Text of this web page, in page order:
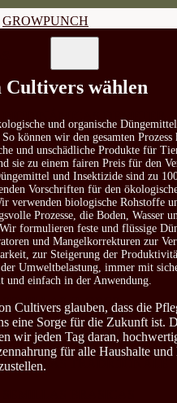
GROWPUNCH
VER TODAS
HORTALIZA FRUTO
SEMILLAS HORTALIZA DE
SEMILLAS AROMÁTICAS
SEMILLAS FLORES
SEMILLAS FLORES
SEMILLAS TRADICIONALES
Cultivers wählen
und organische
können wir den gesamten
und unschädliche Produkte für
sie zu einem fairen Preis für den
und Insektizide sind zu
Vorschriften für den
verwenden biologische Rohstoffe
Prozesse, die Boden, Wasser
formulieren feste und flüssige
und Mangelkorrekturen zur
zur Steigerung der
Umweltbelastung, immer mit
und einfach in der Anwendung.
Cultivers glauben, dass die
eine Sorge für die Zukunft ist.
wir jeden Tag daran,
für alle Haushalte